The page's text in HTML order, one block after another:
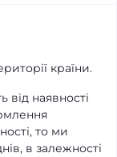
країни.
від наявності
то ми
в залежності